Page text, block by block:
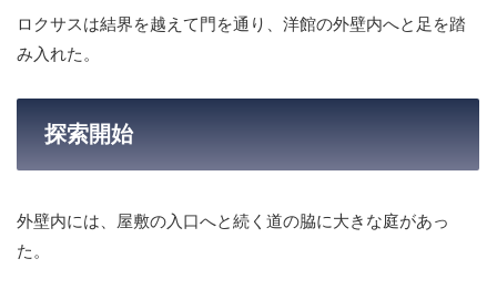
ロクサスは結界を越えて門を通り、洋館の外壁内へと足を踏
み入れた。
探索開始
外壁内には、屋敷の入口へと続く道の脇に大きな庭があっ
た。